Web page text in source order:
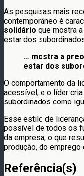
As pesquisas mais
contemporâneo é
solidário que mostra
estar dos
… mostra a
estar dos
O comportamento da
acessível, e o líder
subordinados como
Esse estilo de
possível de todos os
da empresa, o que
produção, do emprego
Referência(s)